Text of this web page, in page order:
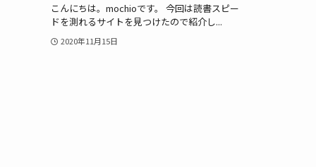
こんにちは。mochioです。 今回は読書スピー
ドを測れるサイトを見つけたので紹介し...
2020年11月15日